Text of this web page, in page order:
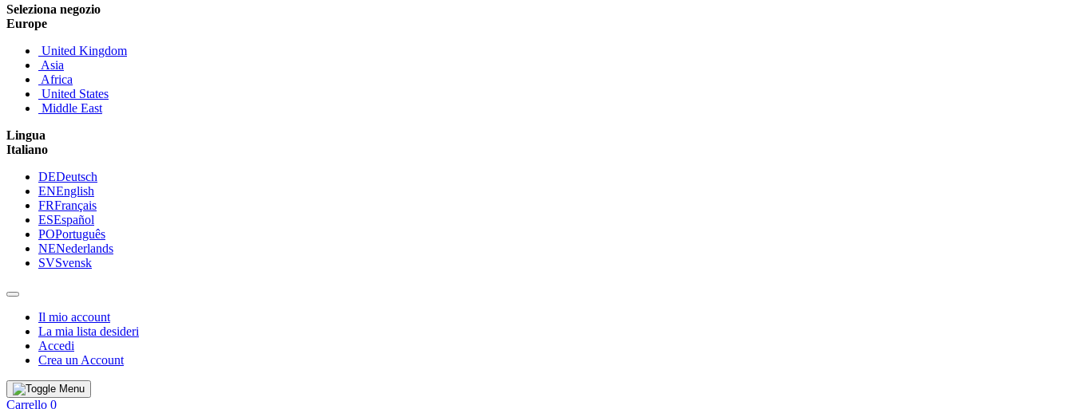
Seleziona negozio
Europe
United Kingdom
Asia
Africa
United States
Middle East
Lingua
Italiano
DEDeutsch
ENEnglish
FRFrançais
ESEspañol
POPortuguês
NENederlands
SVSvensk
Il mio account
La mia lista desideri
Accedi
Crea un Account
Carrello 0